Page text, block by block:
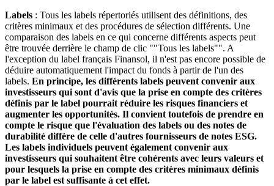
Labels : Tous les labels répertoriés utilisent des définitions, des
critères minimaux et des procédures de sélection différents. Une
comparaison des labels en ce qui concerne différents aspects peut
être trouvée derrière le champ de clic ""Tous les labels"". A
l'exception du label français Finansol, il n'est pas encore possible de
déduire automatiquement l'impact du fonds à partir de l'un des
labels. En principe, les différents labels peuvent convenir aux
investisseurs qui sont d'avis que la prise en compte des critères
définis par le label pourrait réduire les risques financiers et
augmenter les opportunités. Il convient toutefois de prendre en
compte le risque que l'évaluation des labels ou des notes de
durabilité diffère de celle d'autres fournisseurs de notes ESG.
Les labels individuels peuvent également convenir aux
investisseurs qui souhaitent être cohérents avec leurs valeurs et
pour lesquels la prise en compte des critères minimaux définis
par le label est suffisante à cet effet.